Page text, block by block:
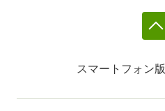
スマートフォン版